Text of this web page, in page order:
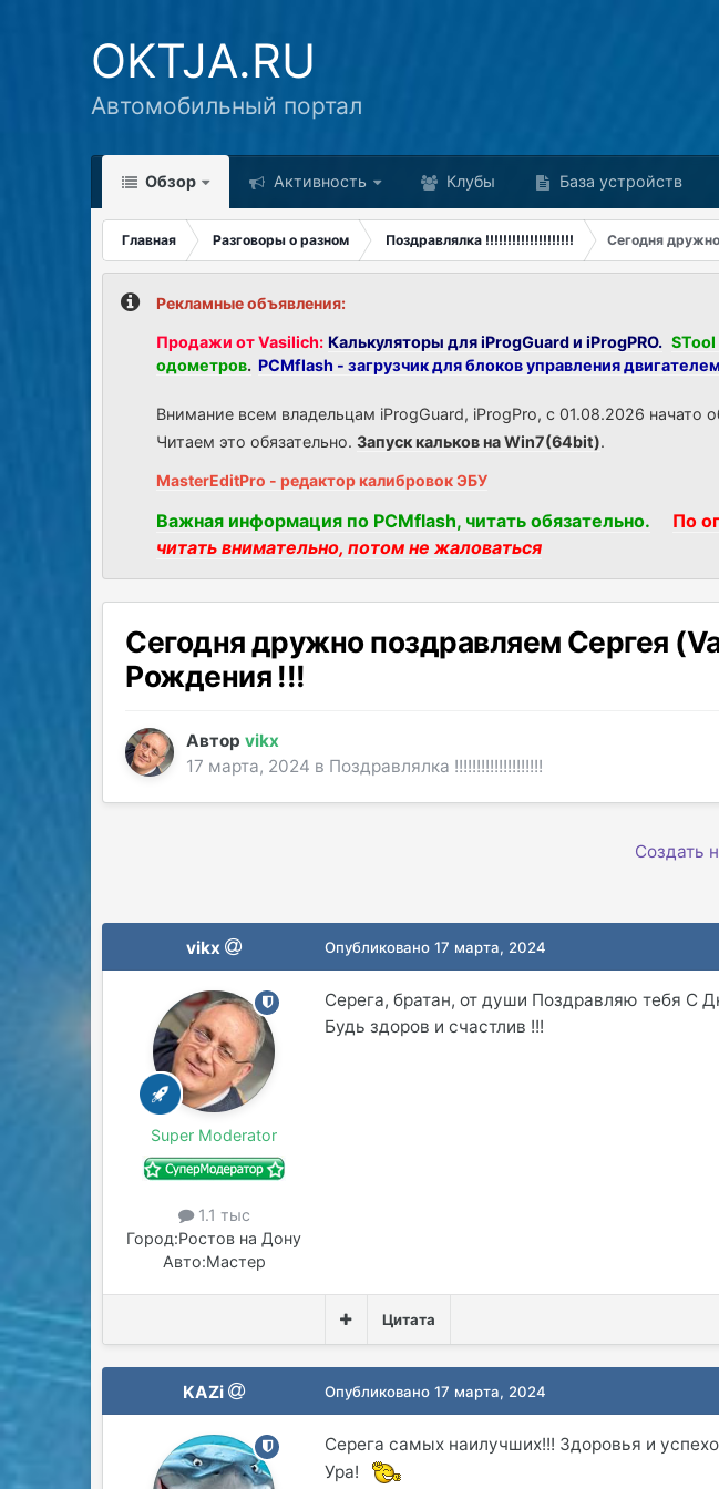
OKTJA.RU
Автомобильный портал
Обзор Активность Клубы База устройств
Главная Разговоры о разном Поздравлялка !!!!!!!!!!!!!!!!!!!! Сегодня
Рекламные объявления:
Продажи от Vasilich: Калькуляторы для iProgGuard и iProgPRO.
одометров. PCMflash - загрузчик для блоков управления
Внимание всем владельцам iProgGuard, iProgPro, с 01.08.2026 начато
Читаем это обязательно.Запуск кальков на Win7(64bit).
MasterEditPro - редактор калибровок ЭБУ
Важная информация по PCMflash, читать обязательно. По
читать внимательно, потом не жаловаться
Сегодня дружно поздравляем Сергея
Рождения !!!
Авторvikx
17 марта, 2024 в Поздравлялка !!!!!!!!!!!!!!!!!!!!
Создать
vikx
Super Moderator
1.1 тыс
Город:Ростов на Дону
Авто:Мастер
Опубликовано17 марта, 2024
Серега, братан, от души Поздравляю тебя С
Будь здоров и счастлив !!!
Цитата
KAZi Опубликовано17 марта, 2024
Серега самых наилучших!!! Здоровья и
Ура!